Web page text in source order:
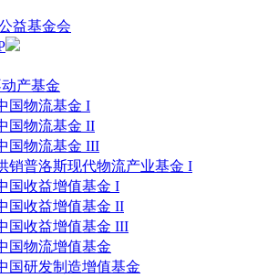
益基金会
产基金
国物流基金 I
国物流基金 II
国物流基金 III
销普洛斯现代物流产业基金 I
国收益增值基金 I
国收益增值基金 II
国收益增值基金 III
国物流增值基金
国研发制造增值基金